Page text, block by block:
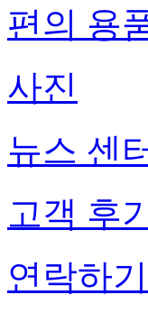
편의 용
사진
뉴스 센
고객 후
연락하기